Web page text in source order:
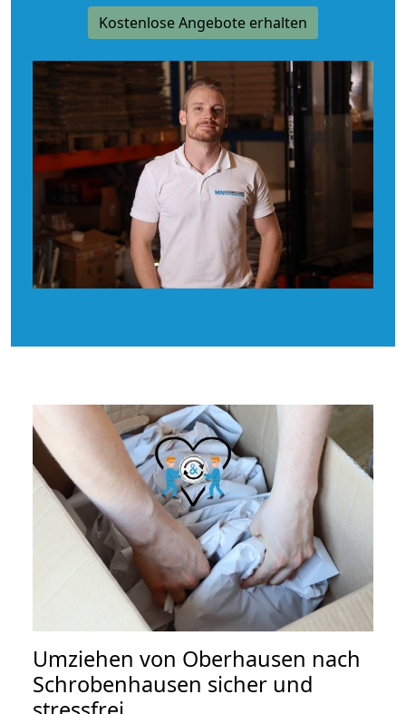
Kostenlose Angebote erhalten
Umziehen von Oberhausen nach
Schrobenhausen sicher und